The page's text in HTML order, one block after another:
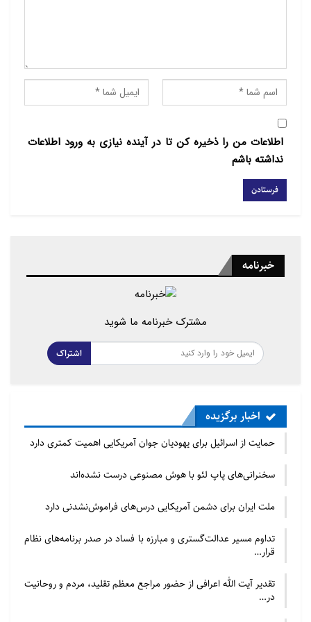
وی افزود: رابطه بین مالزی و اتحادیه جهان اسلام از
مدت‌ها قبل ایجاد شده است و ما تقریباً هر سال مفتی‌ها،
رئیس شورای ملی فتوا و علما را برای شرکت در
کنفرانس‌هایی که توسط آنها سازماندهی می‌شود، به
عربستان اعزام می‌کنیم.
وی افزود: آنچه در این جلسه دیدم نوعی همکاری است که
اطلاعات من را ذخیره کن تا در آینده نیازی به ورود اطلاعات
نداشته باشم
خبرنامه
مشترک خبرنامه ما شوید
اشتراک
اخبار برگزیده
حمایت از اسرائیل برای یهودیان جوان آمریکایی اهمیت کمتری دارد
سخنرانی‌های پاپ لئو با هوش مصنوعی درست نشده‌اند
ملت ایران برای دشمن آمریکایی درس‌های فراموش‌نشدنی دارد
تداوم مسیر عدالت‌گستری و مبارزه با فساد در صدر برنامه‌های نظام
قرار…
تقدیر آیت الله اعرافی از حضور مراجع معظم تقلید، مردم و روحانیت
در…